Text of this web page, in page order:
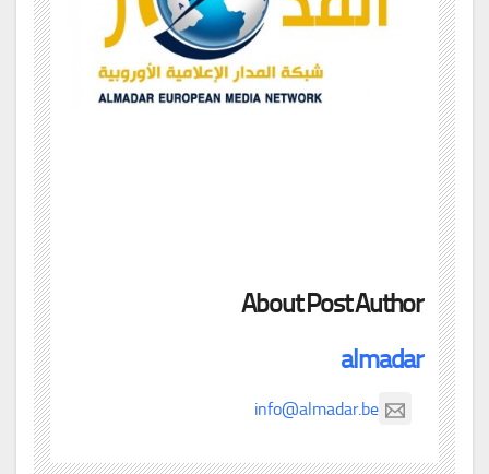
About Post Author
almadar
info@almadar.be